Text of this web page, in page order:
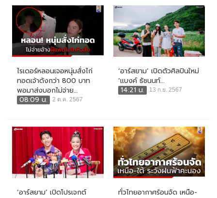
ไรเดอร์หลอนเจอหนุ่มสั่งไก่
ทอดเจ้าดังกว่า 800 บาท
พอมาส่งบอกไม่จ่าย...
08:09 น.
2 ต.ค. 2567
‘อาร์สยาม’ เปิดตัวศิลปินใหม่
‘แบงค์ ธัชนนท์...
14:21 น.
13 ก.ย. 2567
‘อาร์สยาม’ เปิดโปรเจกต์
ทั่วไทยอากาศร้อนจัด เหนือ-